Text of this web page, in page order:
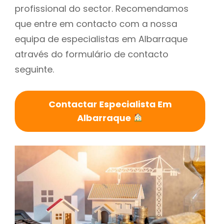
profissional do sector. Recomendamos
que entre em contacto com a nossa
equipa de especialistas em Albarraque
através do formulário de contacto
seguinte.
Contactar Especialista Em
Albarraque